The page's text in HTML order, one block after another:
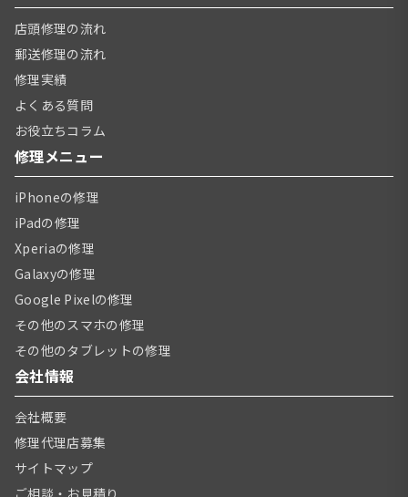
店頭修理の流れ
郵送修理の流れ
修理実績
よくある質問
お役立ちコラム
修理メニュー
iPhoneの修理
iPadの修理
Xperiaの修理
Galaxyの修理
Google Pixelの修理
その他のスマホの修理
その他のタブレットの修理
会社情報
会社概要
修理代理店募集
サイトマップ